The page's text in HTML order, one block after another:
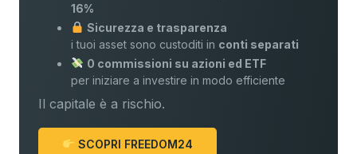
16%
Sicurezza e trasparenza
i tuoi asset sono custoditi in conti separati
0 commissioni su azioni ed ETF
per iniziare a investire in modo efficiente
Il capitale è a rischio.
SCOPRI FREEDOM24